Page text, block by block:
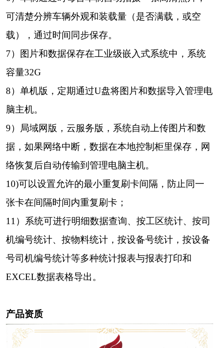
可清楚分辨车辆外观和装载量（是否满载，或空
载），通过时间同步保存。
7）图片和数据保存在工业级嵌入式系统中，系统
容量32G
8）单机版，定期通过U盘将图片和数据导入管理电
脑主机。
9）局域网版，云服务版，系统自动上传图片和数
据， 如果网络中断，数据在本地控制柜里保存，网
络恢复后自动传输到管理电脑主机。
10)可以设置允许的最小重复刷卡间隔，防止同一
张卡在间隔时间内重复刷卡；
11） 系统可进行明细数据查询、按工区统计、按司
机编号统计、 按物料统计， 按设备号统计，按设备
号司机编号统计等多种统计报表与报表打印和
EXCEL数据表格导出 。
产品资质